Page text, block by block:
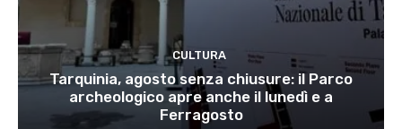
CULTURA
Tarquinia, agosto senza chiusure: il Parco
archeologico apre anche il lunedì e a
Ferragosto